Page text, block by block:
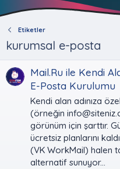
Etiketler
kurumsal e-posta
Mail.Ru ile Kendi
E-Posta Kurulumu
Kendi alan adınıza
(örneğin
görünüm için şarttır.
ücretsiz planlarını
(VK WorkMail) halen
alternatif sunuyor...